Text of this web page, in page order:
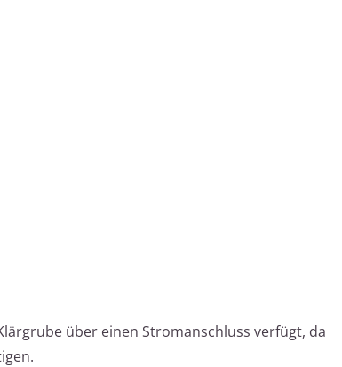
über einen Stromanschluss verfügt, da